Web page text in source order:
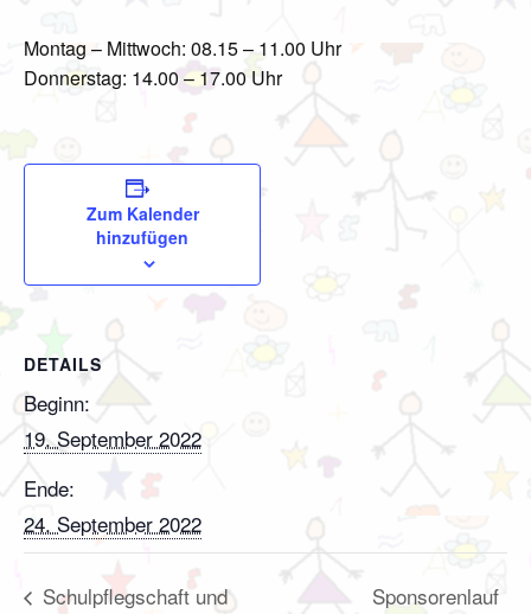
Montag – Mittwoch: 08.15 – 11.00 Uhr
Donnerstag: 14.00 – 17.00 Uhr
Zum Kalender
hinzufügen
DETAILS
Beginn:
19. September 2022
Ende:
24. September 2022
Schulpflegschaft und
Sponsorenlauf